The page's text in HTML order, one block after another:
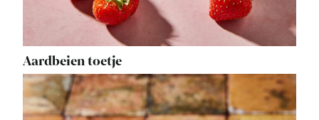
Aardbeien toetje